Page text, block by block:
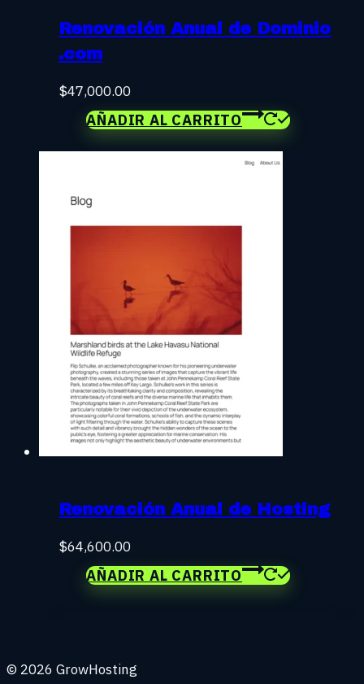
Renovación Anual de Dominio
.com
$47,000.00
AÑADIR AL CARRITO
Renovación Anual de Hosting
$64,600.00
AÑADIR AL CARRITO
© 2026 GrowHosting